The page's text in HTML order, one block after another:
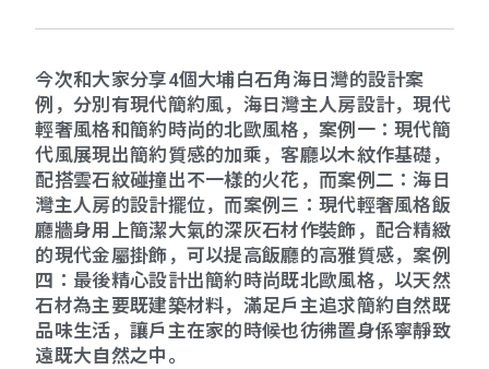
今次和大家分享4個大埔白石角海日灣的設計案
例，分別有現代簡約風，海日灣主人房設計，現代
輕奢風格和簡約時尚的北歐風格，案例一：現代簡
代風展現出簡約質感的加乘，客廳以木紋作基礎，
配搭雲石紋碰撞出不一樣的火花，而案例二：海日
灣主人房的設計擺位，而案例三：現代輕奢風格飯
廳牆身用上簡潔大氣的深灰石材作裝飾，配合精緻
的現代金屬掛飾，可以提高飯廳的高雅質感，案例
四：最後精心設計出簡約時尚既北歐風格，以天然
石材為主要既建築材料，滿足戶主追求簡約自然既
品味生活，讓戶主在家的時候也彷彿置身係寧靜致
遠既大自然之中。